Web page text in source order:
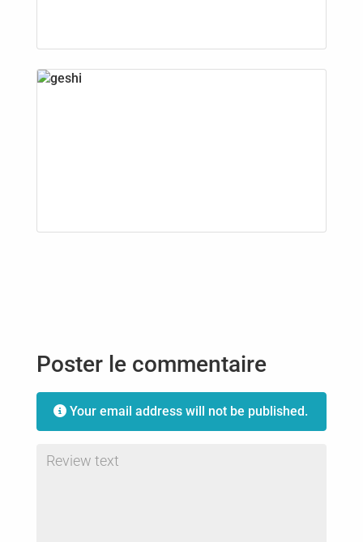
Poster le commentaire
Your email address will not be published.